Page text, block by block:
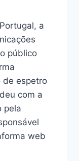
a
público
de espetro
com a
pela
web